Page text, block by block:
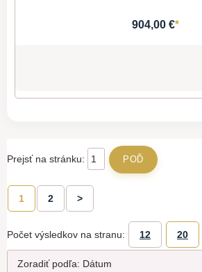
904,00 €*
Prejsť na stránku:
1 2 >
Počet výsledkov na stranu: 12 20